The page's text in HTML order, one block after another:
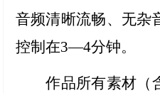
音频清晰流畅、无杂
控制在3—4分钟。
作品所有素材（